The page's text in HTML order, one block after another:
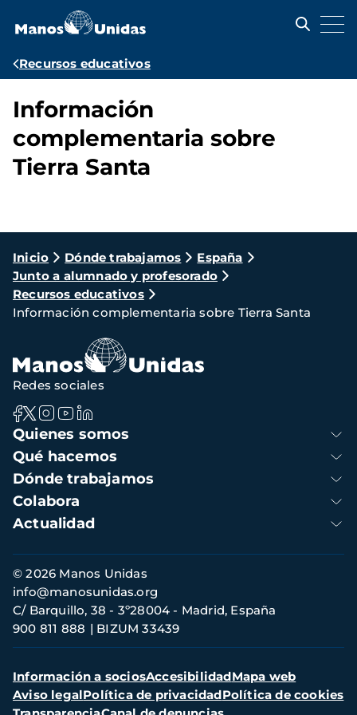
contenido
Ruta
navegación
Recursos educativos
Información
complementaria sobre
Tierra Santa
Ruta
de
navegación
Inicio Dónde trabajamos
España
Junto a alumnado y profesorado
Recursos educativos
Información complementaria sobre Tierra Santa
Navegación
principal
Quienes somos
Qué hacemos
Dónde trabajamos
Colabora
Actualidad
Redes sociales
Información
de
contacto
© 2026 Manos Unidas
C/ Barquillo, 38 - 3º28004 - Madrid, España
900 811 888
BIZUM 33439
info@manosunidas.org
Menú
secundario
Información a sociosAccesibilidadMapa web
Aviso legalPolítica de privacidadPolítica de cookies